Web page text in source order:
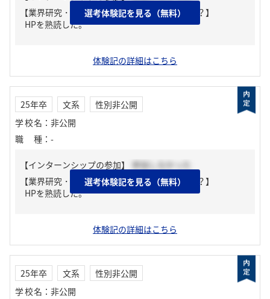
【業界研究・企業研究はどんな風にしましたか？】
HPを熟読した。
選考体験記を見る（無料）
体験記の詳細はこちら
25年卒 文系
性別非公開
学校名 ： 非公開
職種 ： -
【インターンシップの参加】
参加しなかった
【業界研究・企業研究はどんな風にしましたか？】
HPを熟読した。
選考体験記を見る（無料）
体験記の詳細はこちら
25年卒 文系
性別非公開
学校名 ： 非公開